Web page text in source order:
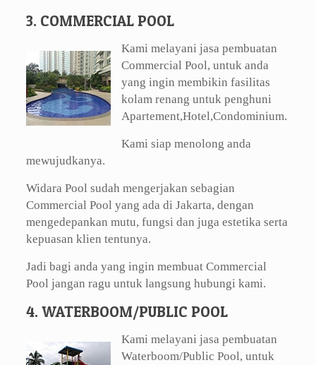
3. COMMERCIAL POOL
Kami melayani jasa pembuatan
Commercial Pool, untuk anda
yang ingin membikin fasilitas
kolam renang untuk penghuni
Apartement,Hotel,Condominium.
Kami siap menolong anda
mewujudkanya.
Widara Pool sudah mengerjakan sebagian
Commercial Pool yang ada di Jakarta, dengan
mengedepankan mutu, fungsi dan juga estetika serta
kepuasan klien tentunya.
Jadi bagi anda yang ingin membuat Commercial
Pool jangan ragu untuk langsung hubungi kami.
4. WATERBOOM/PUBLIC POOL
Kami melayani jasa pembuatan
Waterboom/Public Pool, untuk